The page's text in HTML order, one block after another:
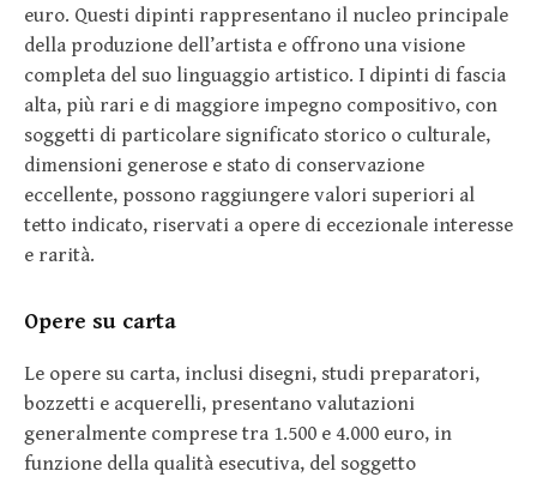
euro. Questi dipinti rappresentano il nucleo principale
della produzione dell’artista e offrono una visione
completa del suo linguaggio artistico. I dipinti di fascia
alta, più rari e di maggiore impegno compositivo, con
soggetti di particolare significato storico o culturale,
dimensioni generose e stato di conservazione
eccellente, possono raggiungere valori superiori al
tetto indicato, riservati a opere di eccezionale interesse
e rarità.
Opere su carta
Le opere su carta, inclusi disegni, studi preparatori,
bozzetti e acquerelli, presentano valutazioni
generalmente comprese tra 1.500 e 4.000 euro, in
funzione della qualità esecutiva, del soggetto